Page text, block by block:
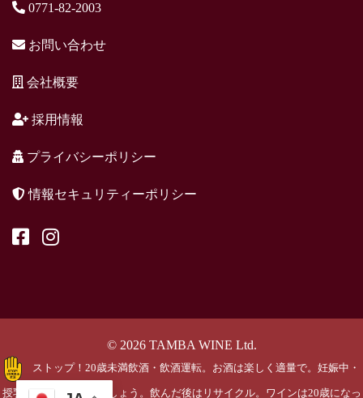
0771-82-2003
お問い合わせ
会社概要
採用情報
プライバシーポリシー
情報セキュリティーポリシー
© 2026 TAMBA WINE Ltd.
ストップ！20歳未満飲酒・飲酒運転。お酒は楽しく適量で。妊娠中・
授乳期の飲酒はやめましょう。飲んだ後はリサイクル。ワインは20歳になっ